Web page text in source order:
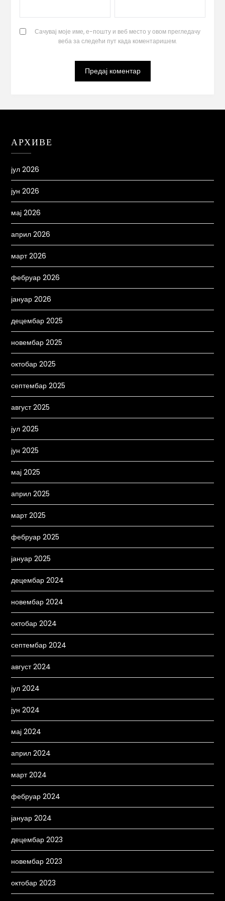
Сачувај моје име, е-пошту и веб место у овом прегледачу
веба за следећи пут када коментаришем.
АРХИВЕ
јул 2026
јун 2026
мај 2026
април 2026
март 2026
фебруар 2026
јануар 2026
децембар 2025
новембар 2025
октобар 2025
септембар 2025
август 2025
јул 2025
јун 2025
мај 2025
април 2025
март 2025
фебруар 2025
јануар 2025
децембар 2024
новембар 2024
октобар 2024
септембар 2024
август 2024
јул 2024
јун 2024
мај 2024
април 2024
март 2024
фебруар 2024
јануар 2024
децембар 2023
новембар 2023
октобар 2023